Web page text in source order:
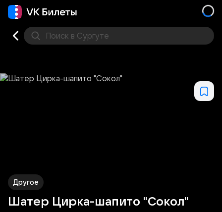
Поиск в Сургуте
Другое
Шатер Цирка-шапито "Сокол"